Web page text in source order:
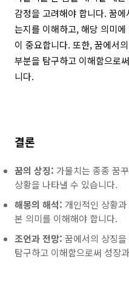
감정을 고려해야 합니다. 꿈
는지를 이해하고, 해당 의미
이 중요합니다. 또한, 꿈에서
부분을 탐구하고 이해함으로
니다.
결론
꿈의 상징: 가물치는 종종 꿈
상황을 나타낼 수 있습니다.
해몽의 해석: 개인적인 상황
본 의미를 이해해야 합니다.
조언과 전망: 꿈에서의 상징
탐구하고 이해함으로써 성장